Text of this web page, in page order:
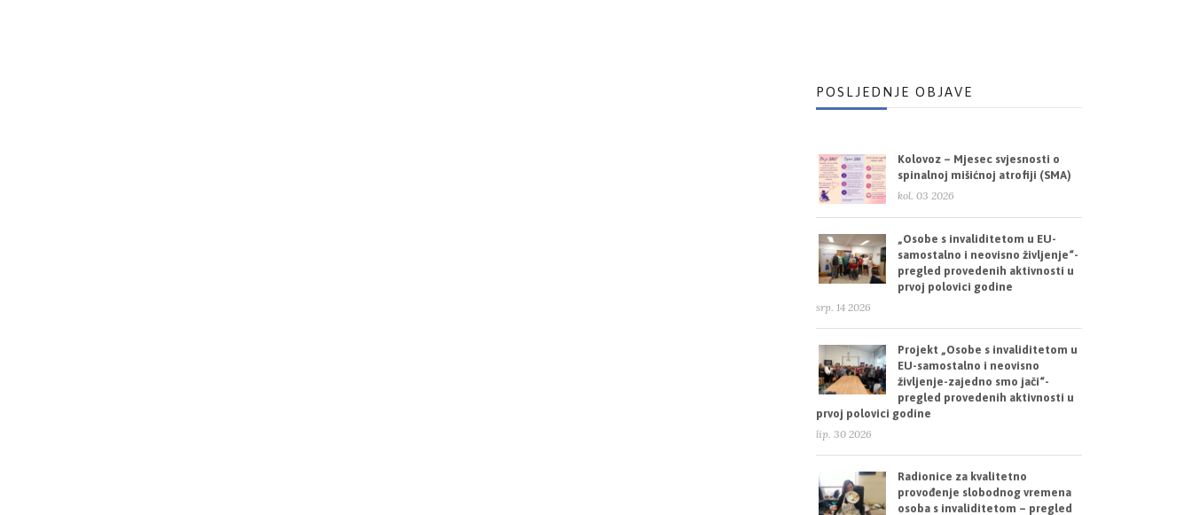
POSLJEDNJE OBJAVE
Kolovoz – Mjesec svjesnosti o
spinalnoj mišićnoj atrofiji (SMA)
kol. 03 2026
„Osobe s invaliditetom u EU-
samostalno i neovisno življenje“-
pregled provedenih aktivnosti u
prvoj polovici godine
srp. 14 2026
Projekt „Osobe s invaliditetom u
EU-samostalno i neovisno
življenje-zajedno smo jači“-
pregled provedenih aktivnosti u
prvoj polovici godine
lip. 30 2026
Radionice za kvalitetno
provođenje slobodnog vremena
osoba s invaliditetom – pregled